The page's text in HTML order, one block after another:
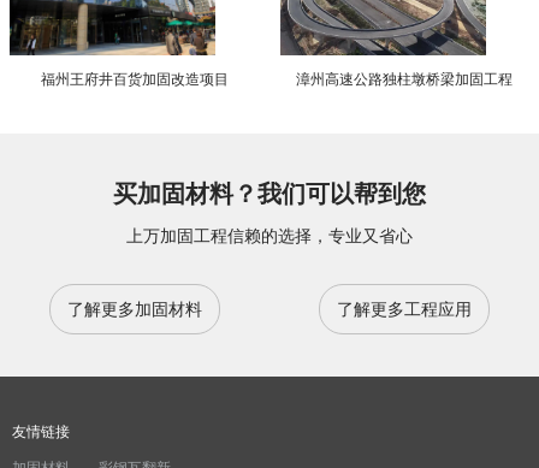
福州王府井百货加固改造项目 漳州高速公路独柱墩桥梁加固工程
买加固材料？我们可以帮到您
上万加固工程信赖的选择，专业又省心
了解更多加固材料 了解更多工程应用
友情链接